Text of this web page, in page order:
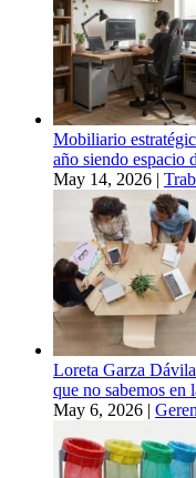
Mobiliario
año siendo espacio
May 14, 2026 |
Loreta Garza
que no sabemos en
May 6, 2026 |